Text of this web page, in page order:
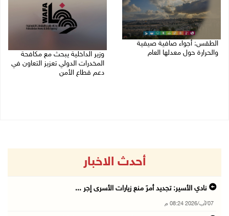
الطقس: أجواء صافية صيفية
والحرارة حول معدلها العام
وزير الداخلية يبحث مع مكافحة
المخدرات الدولي تعزيز التعاون في
دعم قطاع الأمن
أحدث الاخبار
نادي الأسير: تجديد أمرَ منع زيارات الأسرى إجر ...
07/آب/2026 08:24 م